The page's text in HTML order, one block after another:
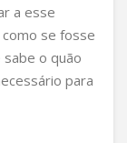
a esse
se fosse
o quão
para